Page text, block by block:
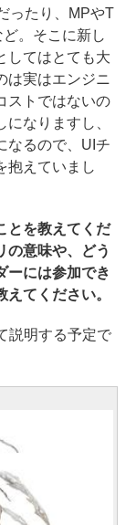
ったり、MPやT
。そこに新し
してはとても大
は実はエンジニ
ストではないの
なりますし、
なるので、UIチ
抱えていまし
を教えてくだ
の意味や、どう
ーには参加でき
てください。
説明する予定で